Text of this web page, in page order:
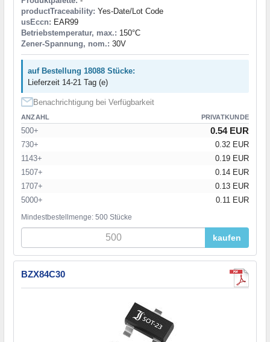
productTraceability: Yes-Date/Lot Code
usEccn: EAR99
Betriebstemperatur, max.: 150°C
Zener-Spannung, nom.: 30V
auf Bestellung 18088 Stücke:
Lieferzeit 14-21 Tag (e)
Benachrichtigung bei Verfügbarkeit
ANZAHL PRIVATKUNDE
500+ 0.54 EUR
730+
0.32 EUR
1143+
0.19 EUR
1507+
0.14 EUR
1707+
0.13 EUR
5000+
0.11 EUR
Mindestbestellmenge: 500 Stücke
kaufen
BZX84C30